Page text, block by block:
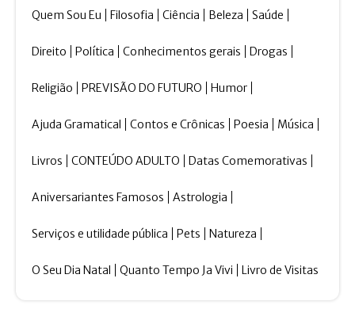
Quem Sou Eu Filosofia Ciência Beleza Saúde
Direito Política Conhecimentos gerais Drogas
Religião PREVISÃO DO FUTURO Humor
Ajuda Gramatical Contos e Crônicas Poesia Música
Livros CONTEÚDO ADULTO Datas Comemorativas
Aniversariantes Famosos Astrologia
Serviços e utilidade pública Pets Natureza
O Seu Dia Natal Quanto Tempo Ja Vivi Livro de Visitas